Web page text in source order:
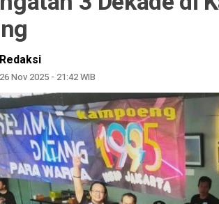
Redaksi
26 Nov 2025 - 21:42 WIB